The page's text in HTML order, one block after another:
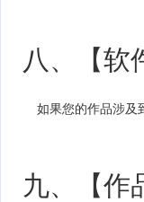
八、【软
如果您的作品涉及
九、【作